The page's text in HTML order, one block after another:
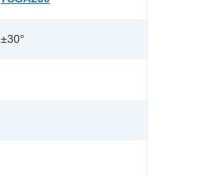
±30°